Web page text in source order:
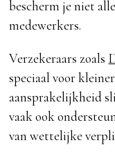
bescherm je niet
medewerkers.
Verzekeraars zoals
speciaal voor
aansprakelijkheid
vaak ook
van wettelijke